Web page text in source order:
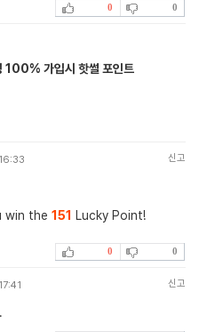
0 0
100% 가입시 핫썰 포인트
신고
win the 151 Lucky Point!
0 0
신고